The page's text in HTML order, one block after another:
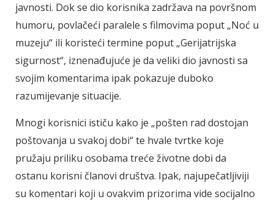
javnosti. Dok se dio korisnika zadržava na površnom
humoru, povlačeći paralele s filmovima poput „Noć u
muzeju“ ili koristeći termine poput „Gerijatrijska
sigurnost“, iznenađujuće je da veliki dio javnosti sa
svojim komentarima ipak pokazuje duboko
razumijevanje situacije.
Mnogi korisnici ističu kako je „pošten rad dostojan
poštovanja u svakoj dobi“ te hvale tvrtke koje
pružaju priliku osobama treće životne dobi da
ostanu korisni članovi društva. Ipak, najupečatljiviji
su komentari koji u ovakvim prizorima vide socijalno